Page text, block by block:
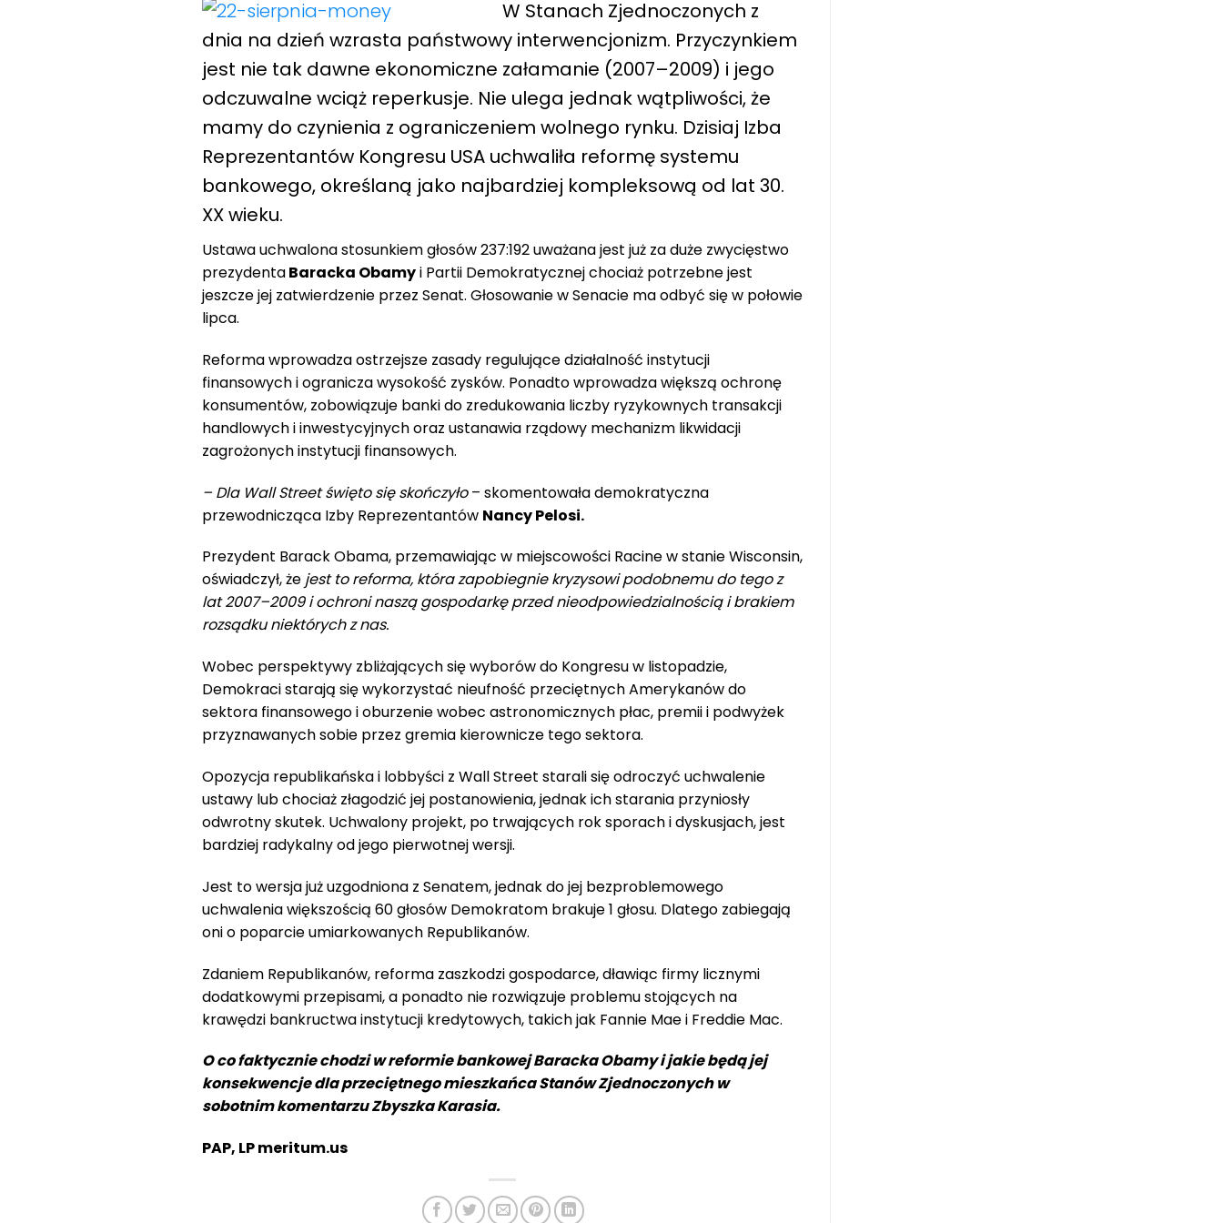
W Stanach Zjednoczonych z
dnia na dzień wzrasta państwowy interwencjonizm. Przyczynkiem
jest nie tak dawne ekonomiczne załamanie (2007–2009) i jego
odczuwalne wciąż reperkusje. Nie ulega jednak wątpliwości, że
mamy do czynienia z ograniczeniem wolnego rynku. Dzisiaj Izba
Reprezentantów Kongresu USA uchwaliła reformę systemu
bankowego, określaną jako najbardziej kompleksową od lat 30.
XX wieku.
Ustawa uchwalona stosunkiem głosów 237:192 uważana jest już za duże zwycięstwo
prezydentaBaracka Obamyi Partii Demokratycznej chociaż potrzebne jest
jeszcze jej zatwierdzenie przez Senat. Głosowanie w Senacie ma odbyć się w połowie
lipca.
Reforma wprowadza ostrzejsze zasady regulujące działalność instytucji
finansowych i ogranicza wysokość zysków. Ponadto wprowadza większą ochronę
konsumentów, zobowiązuje banki do zredukowania liczby ryzykownych transakcji
handlowych i inwestycyjnych oraz ustanawia rządowy mechanizm likwidacji
zagrożonych instytucji finansowych.
– Dla Wall Street święto się skończyło– skomentowała demokratyczna
przewodnicząca Izby Reprezentantów Nancy Pelosi.
Prezydent Barack Obama, przemawiając w miejscowości Racine w stanie Wisconsin,
oświadczył, że jest to reforma, która zapobiegnie kryzysowi podobnemu do tego z
lat 2007–2009 i ochroni naszą gospodarkę przed nieodpowiedzialnością i brakiem
rozsądku niektórych z nas.
Wobec perspektywy zbliżających się wyborów do Kongresu w listopadzie,
Demokraci starają się wykorzystać nieufność przeciętnych Amerykanów do
sektora finansowego i oburzenie wobec astronomicznych płac, premii i podwyżek
przyznawanych sobie przez gremia kierownicze tego sektora.
Opozycja republikańska i lobbyści z Wall Street starali się odroczyć uchwalenie
ustawy lub chociaż złagodzić jej postanowienia, jednak ich starania przyniosły
odwrotny skutek. Uchwalony projekt, po trwających rok sporach i dyskusjach, jest
bardziej radykalny od jego pierwotnej wersji.
Jest to wersja już uzgodniona z Senatem, jednak do jej bezproblemowego
uchwalenia większością 60 głosów Demokratom brakuje 1 głosu. Dlatego zabiegają
oni o poparcie umiarkowanych Republikanów.
Zdaniem Republikanów, reforma zaszkodzi gospodarce, dławiąc firmy licznymi
dodatkowymi przepisami, a ponadto nie rozwiązuje problemu stojących na
krawędzi bankructwa instytucji kredytowych, takich jak Fannie Mae i Freddie Mac.
O co faktycznie chodzi w reformie bankowej Baracka Obamy i jakie będą jej
konsekwencje dla przeciętnego mieszkańca Stanów Zjednoczonych w
sobotnim komentarzu Zbyszka Karasia.
PAP, LP meritum.us